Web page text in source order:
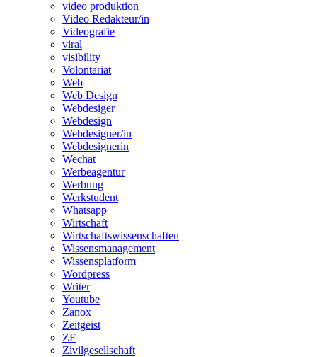
video produktion
Video Redakteur/in
Videografie
viral
visibility
Volontariat
Web
Web Design
Webdesiger
Webdesign
Webdesigner/in
Webdesignerin
Wechat
Werbeagentur
Werbung
Werkstudent
Whatsapp
Wirtschaft
Wirtschaftswissenschaften
Wissensmanagement
Wissensplatform
Wordpress
Writer
Youtube
Zanox
Zeitgeist
ZF
Zivilgesellschaft